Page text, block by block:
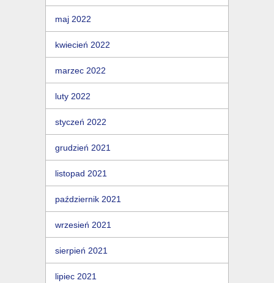
maj 2022
kwiecień 2022
marzec 2022
luty 2022
styczeń 2022
grudzień 2021
listopad 2021
październik 2021
wrzesień 2021
sierpień 2021
lipiec 2021